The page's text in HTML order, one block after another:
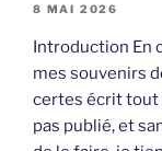
8 MAI 2026
Introduction En
mes souvenirs
certes écrit tout
pas publié, et